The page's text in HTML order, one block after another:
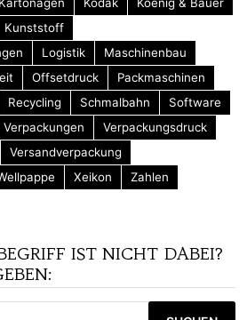
Kunststoff
Logistik
Maschinenbau
Offsetdruck
Packmaschinen
Recycling Schmalbahn
Software
Verpackungen
Verpackungsdruck
Versandverpackung
Xeikon Zahlen
IST NICHT DABEI?